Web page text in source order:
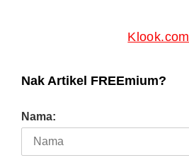
Klook.com
Nak Artikel FREEmium?
Nama: